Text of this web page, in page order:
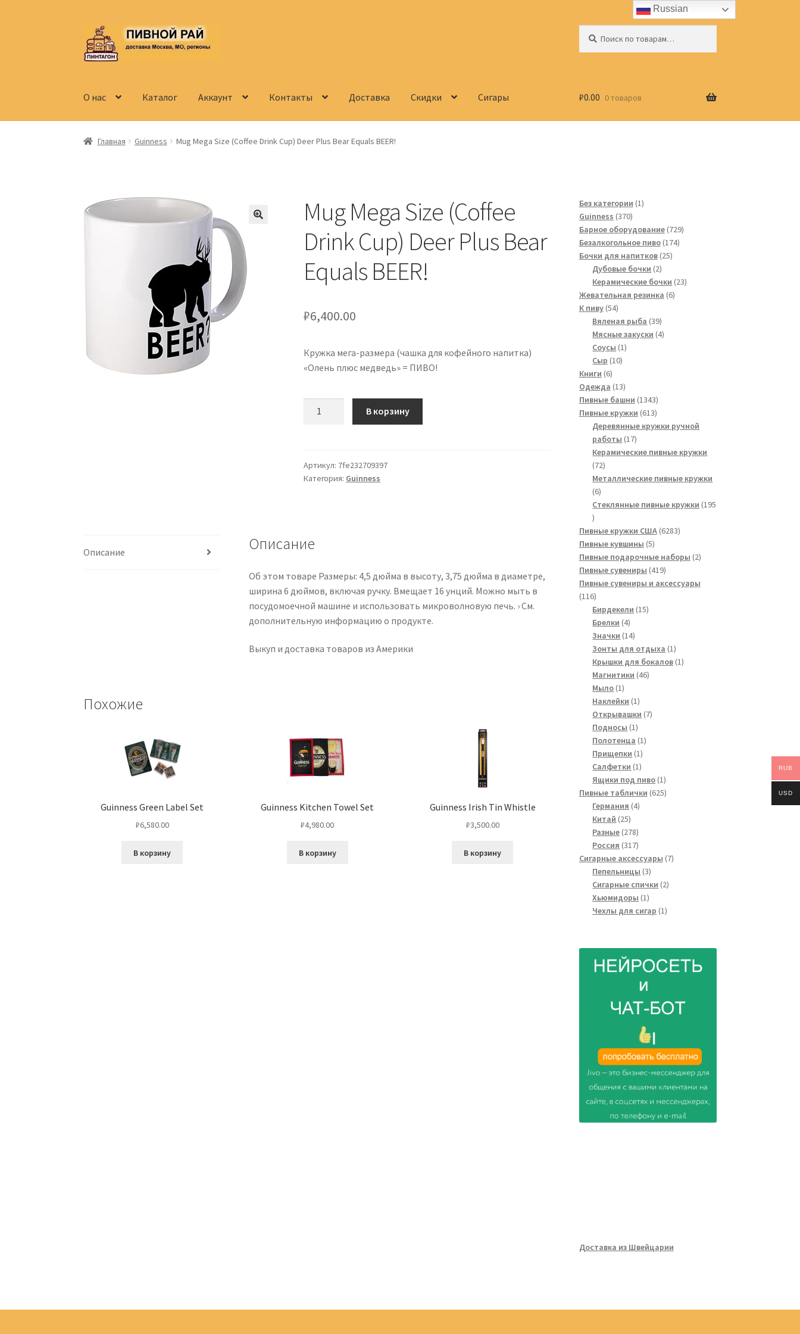
Перейти
к
навигации
Перейти
к
содержимому
О нас Каталог Аккаунт Контакты Доставка Скидки Сигары
Главная Аккаунт Доставка Заказ Контакты Корзина О нас Сигары СкидкиСхема проезда
₽0.00 0 товаров
Главная Guinness Mug Mega Size (Coffee Drink Cup) Deer Plus Bear Equals BEER!
Mug Mega Size (Coffee
Drink Cup) Deer Plus Bear
Equals BEER!
₽6,400.00
Кружка мега-размера (чашка для кофейного напитка)
«Олень плюс медведь» = ПИВО!
Size
(Coffee
Plus
BEER!
В корзину
Артикул: 7fe232709397
Категория: Guinness
Описание Описание
Об этом товаре Размеры: 4,5 дюйма в высоту, 3,75 дюйма в диаметре,
ширина 6 дюймов, включая ручку. Вмещает 16 унций. Можно мыть в
посудомоечной машине и использовать микроволновую печь. › См.
дополнительную информацию о продукте.
Выкуп и доставка товаров из Америки
Похожие
Guinness Green Label Set
₽6,580.00
В корзину
Guinness Kitchen Towel Set
₽4,980.00
В корзину
Guinness Irish Tin Whistle
₽3,500.00
В корзину
Без категории 11
Guinness 370370
товаров
Барное оборудование 729729
Безалкогольное пиво 174174
Бочки для напитков 2525
Дубовые бочки 22
товара
Керамические бочки 2323
Жевательная резинка 66
К пиву 5454
товара
Вяленая рыба 3939
товаров
Мясные закуски 44
Соусы 11
Сыр 1010
Книги 66
товаров
Одежда 1313
товаров
Пивные башни 13431343
товара
Пивные кружки 613613
товаров
Деревянные кружки ручной
работы 1717
товаров
Керамические пивные кружки
7272
товара
Металлические пивные кружки
66
товаров
Стеклянные пивные кружки 195
195
товаров
Пивные кружки США 62836283
Пивные кувшины 55
товаров
Пивные подарочные наборы 22
Пивные сувениры 419419
товаров
Пивные сувениры и аксессуары
116116
товаров
Бирдекели 1515
Брелки 44
товара
Значки 1414
товаров
Зонты для отдыха 11
товар
Крышки для бокалов 11
Магнитики 4646
Мыло 11
товар
Наклейки 11
товар
Открывашки 77
Подносы 11
товар
Полотенца 11
Прищепки 11
товар
Салфетки 11
товар
Ящики под пиво 11
товар
Пивные таблички 625625
Германия 44
Китай 2525
товаров
Разные 278278
товаров
Россия 317317
товаров
Сигарные аксессуары 77
Пепельницы 33
товара
Сигарные спички 22
Хьюмидоры 11
товар
Чехлы для сигар 11
Доставка из Швейцарии
Russian
RUB
USD